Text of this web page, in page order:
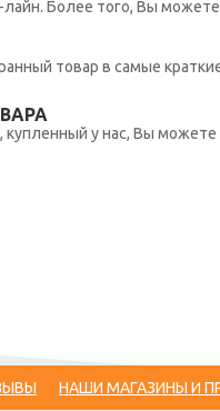
Более того, Вы
товар в самые
у нас, Вы
НАШИ МАГАЗИНЫ И